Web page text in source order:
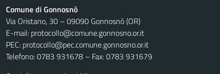
Comune di Gonnosnò
Via Oristano, 30 – 09090 Gonnosnò (OR)
E-mail: protocollo@comune.gonnosno.or.it
PEC: protocollo@pec.comune.gonnosno.or.it
Telefono: 0783 931678 – Fax: 0783 931679